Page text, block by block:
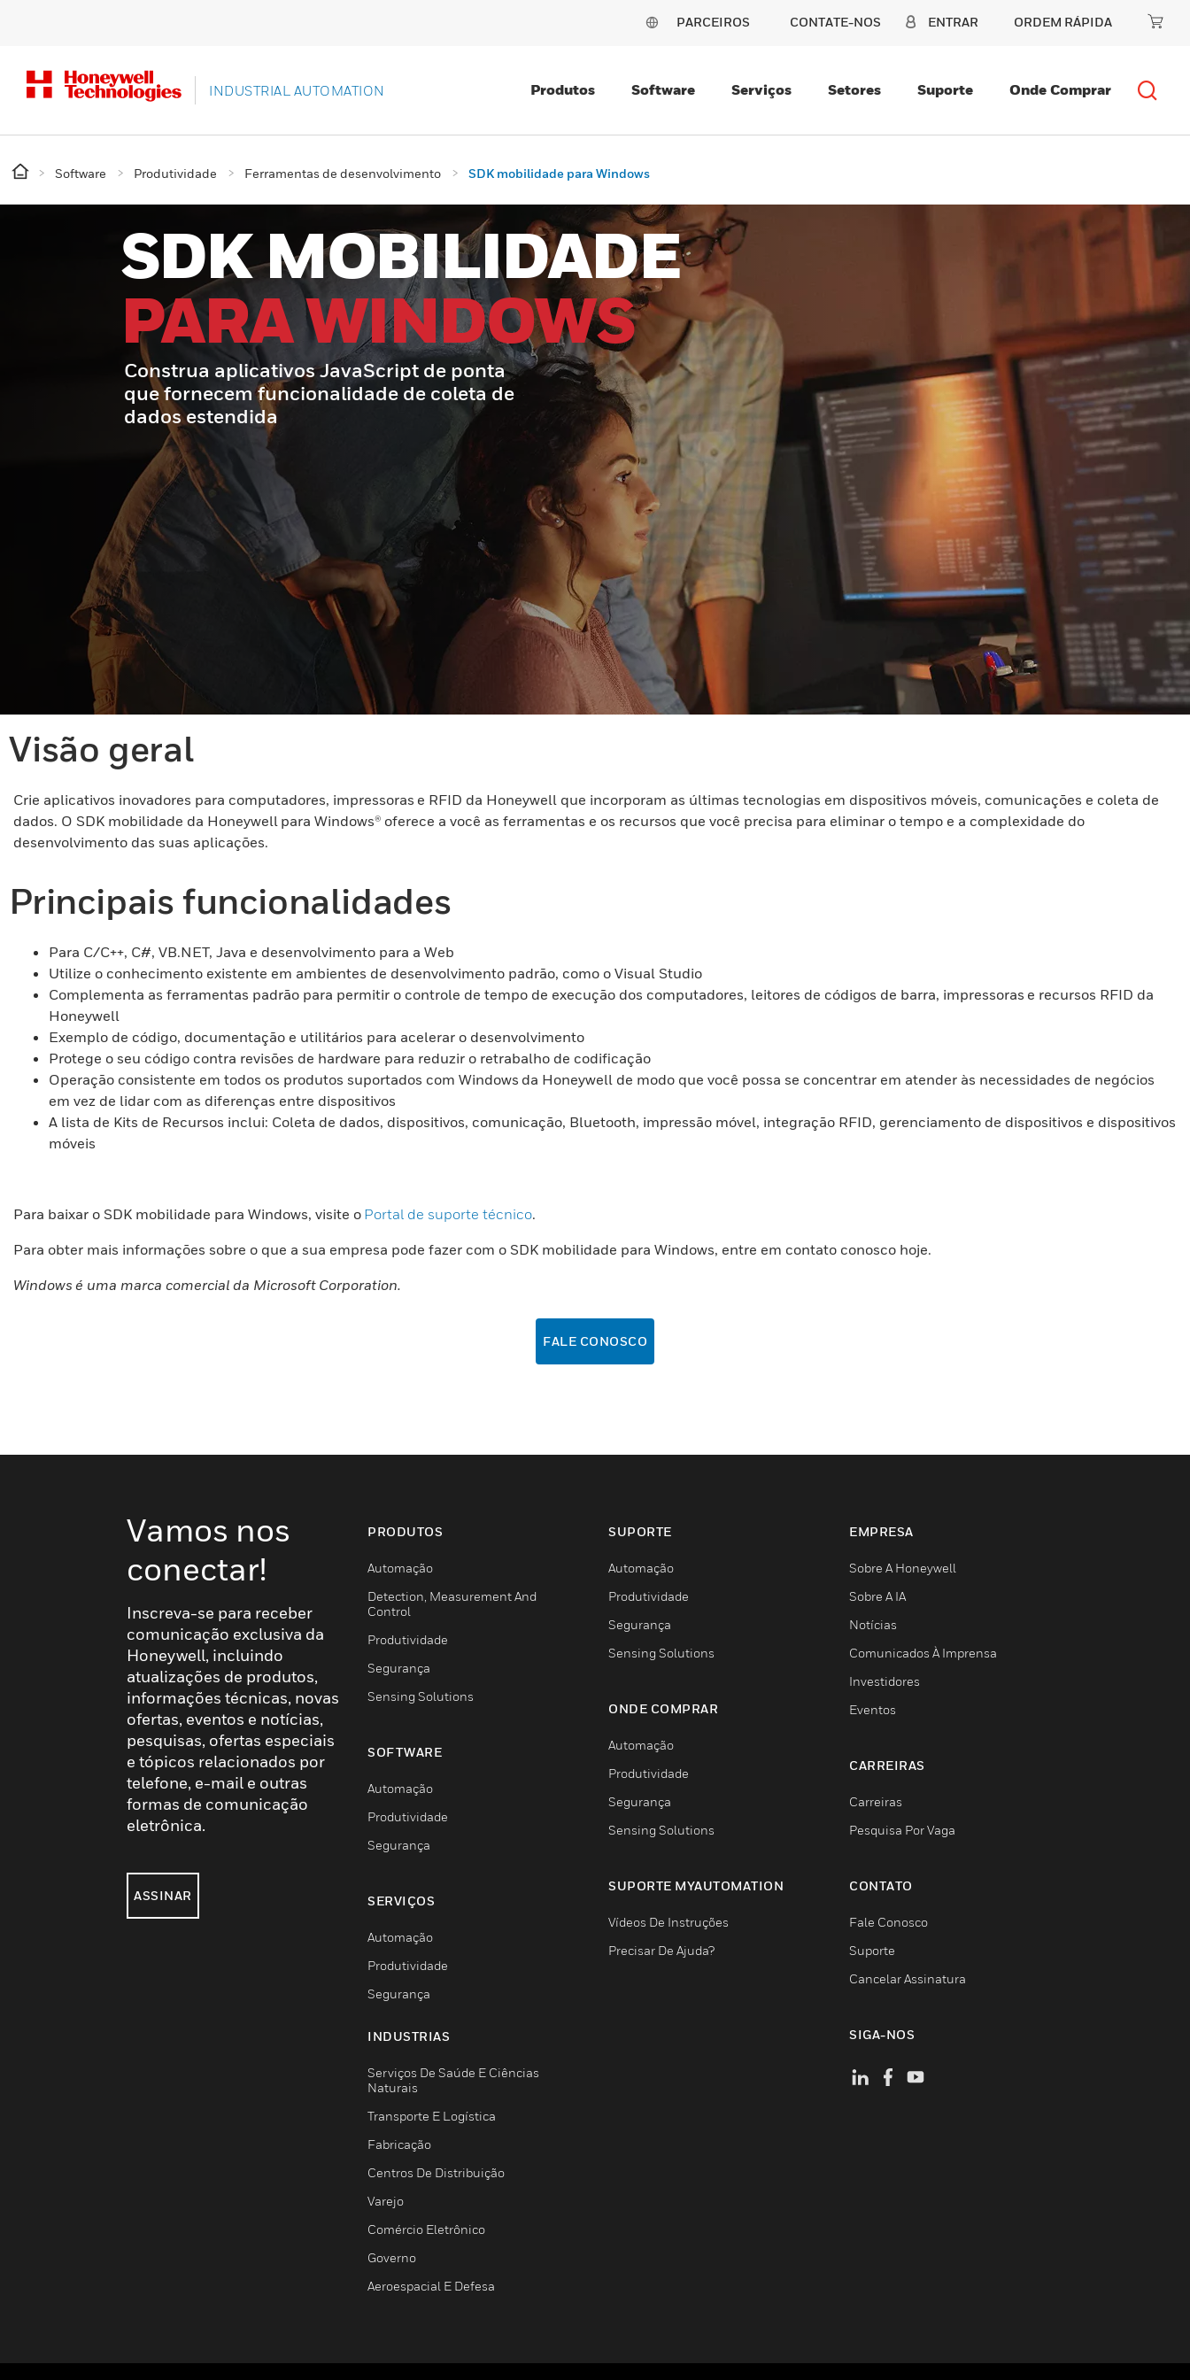
PARCEIROS CONTATE-NOS ENTRAR ORDEM RÁPIDA
INDUSTRIAL AUTOMATION Produtos Software Serviços Setores Suporte Onde Comprar
Software Produtividade Ferramentas de desenvolvimento SDK mobilidade para Windows
SDK MOBILIDADE
PARA WINDOWS
Construa aplicativos JavaScript de ponta
que fornecem funcionalidade de coleta de
dados estendida
Visão geral
Crie aplicativos inovadores para computadores, impressoras e RFID da Honeywell que incorporam as últimas tecnologias em dispositivos móveis, comunicações e coleta de
dados. O SDK mobilidade da Honeywell para Windows® oferece a você as ferramentas e os recursos que você precisa para eliminar o tempo e a complexidade do
desenvolvimento das suas aplicações.
Principais funcionalidades
Para C/C++, C#, VB.NET, Java e desenvolvimento para a Web
Utilize o conhecimento existente em ambientes de desenvolvimento padrão, como o Visual Studio
Complementa as ferramentas padrão para permitir o controle de tempo de execução dos computadores, leitores de códigos de barra, impressoras e recursos RFID da
Honeywell
Exemplo de código, documentação e utilitários para acelerar o desenvolvimento
Protege o seu código contra revisões de hardware para reduzir o retrabalho de codificação
Operação consistente em todos os produtos suportados com Windows da Honeywell de modo que você possa se concentrar em atender às necessidades de negócios
em vez de lidar com as diferenças entre dispositivos
A lista de Kits de Recursos inclui: Coleta de dados, dispositivos, comunicação, Bluetooth, impressão móvel, integração RFID, gerenciamento de dispositivos e dispositivos
móveis
Para baixar o SDK mobilidade para Windows, visite o Portal de suporte técnico.
Para obter mais informações sobre o que a sua empresa pode fazer com o SDK mobilidade para Windows, entre em contato conosco hoje.
Windows é uma marca comercial da Microsoft Corporation.
FALE CONOSCO
Vamos nos
conectar!
Inscreva-se para receber
comunicação exclusiva da
Honeywell, incluindo
atualizações de produtos,
informações técnicas, novas
ofertas, eventos e notícias,
pesquisas, ofertas especiais
e tópicos relacionados por
telefone, e-mail e outras
formas de comunicação
eletrônica.
ASSINAR
PRODUTOS
Automação
Detection, Measurement And
Control
Produtividade
Segurança
Sensing Solutions
SOFTWARE
Automação
Produtividade
Segurança
SERVIÇOS
Automação
Produtividade
Segurança
INDUSTRIAS
Serviços De Saúde E Ciências
Naturais
Transporte E Logística
Fabricação
Centros De Distribuição
Varejo
Comércio Eletrônico
Governo
Aeroespacial E Defesa
SUPORTE
Automação
Produtividade
Segurança
Sensing Solutions
ONDE COMPRAR
Automação
Produtividade
Segurança
Sensing Solutions
SUPORTE MYAUTOMATION
Vídeos De Instruções
Precisar De Ajuda?
EMPRESA
Sobre A Honeywell
Sobre A IA
Notícias
Comunicados À Imprensa
Investidores
Eventos
CARREIRAS
Carreiras
Pesquisa Por Vaga
CONTATO
Fale Conosco
Suporte
Cancelar Assinatura
SIGA-NOS